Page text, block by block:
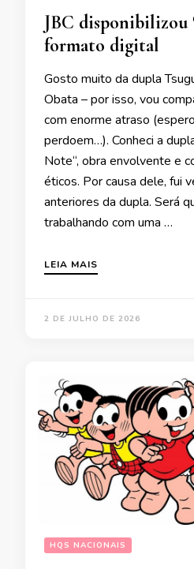
JBC disponibilizou
formato digital
Gosto muito da dupla
Obata – por isso, vou
com enorme atraso
perdoem…). Conheci a
Note“, obra envolvente e
éticos. Por causa dele, fui
anteriores da dupla. Será
trabalhando com uma …
LEIA MAIS
2 DE JULHO DE 2026
HQS NACIONAIS